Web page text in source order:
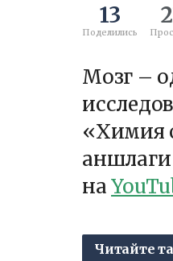
13
Поделились
Мозг –
«Химия
аншлаги
на
Читайте